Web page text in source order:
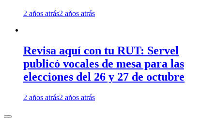
2 años atrás2 años atrás
Revisa aquí con tu RUT: Servel
publicó vocales de mesa para las
elecciones del 26 y 27 de octubre
2 años atrás2 años atrás